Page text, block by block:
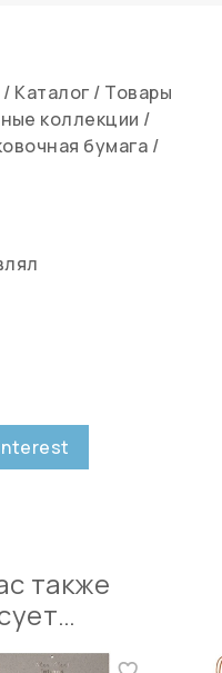
/ Каталог / Товары
коллекции /
бумага /
также